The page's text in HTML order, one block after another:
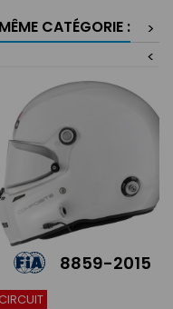
CATÉGORIE :
>
<
8859-2015
CIRCUIT